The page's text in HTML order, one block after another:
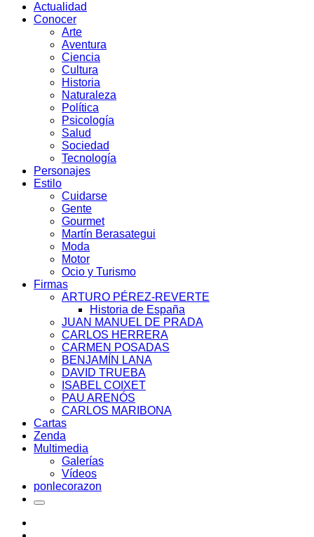
Actualidad
Conocer
Arte
Aventura
Ciencia
Cultura
Historia
Naturaleza
Política
Psicología
Salud
Sociedad
Tecnología
Personajes
Estilo
Cuidarse
Gente
Gourmet
Martín Berasategui
Moda
Motor
Ocio y Turismo
Firmas
ARTURO PÉREZ-REVERTE
Historia de España
JUAN MANUEL DE PRADA
CARLOS HERRERA
CARMEN POSADAS
BENJAMÍN LANA
DAVID TRUEBA
ISABEL COIXET
PAU ARENÓS
CARLOS MARIBONA
Cartas
Zenda
Multimedia
Galerías
Vídeos
ponlecorazon